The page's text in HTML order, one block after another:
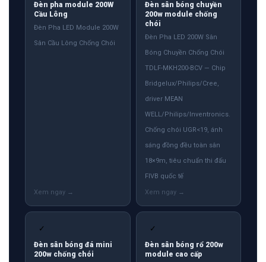
Đèn pha module 200W
Cầu Lông
Đèn Pha LED Module 200W
Sân Cầu Lông Chống Chói
Đèn sân bóng chuyền
200w module chống
chói
Đèn Pha LED 200W Sân
Bóng Chuyền Chống Chói
TDLF-MKH200-BCV — Chip
Bridgelux/Philips/Cree,
driver MEAN
WELL/Philips/Inventronics.
Chống chói UGR<19, ánh
sáng đồng đều toàn sân
18×9m, tiêu chuẩn thi đấu
FIVB quốc tế
✓
Đèn sân bóng đá mini
200w chống chói
✓
Đèn sân bóng rổ 200w
module cao cấp